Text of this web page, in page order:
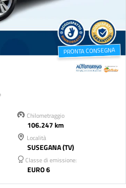
PRONTA CONSEGNA
Chilometraggio
106.247 km
Località
SUSEGANA (TV)
Classe di emissione:
EURO 6